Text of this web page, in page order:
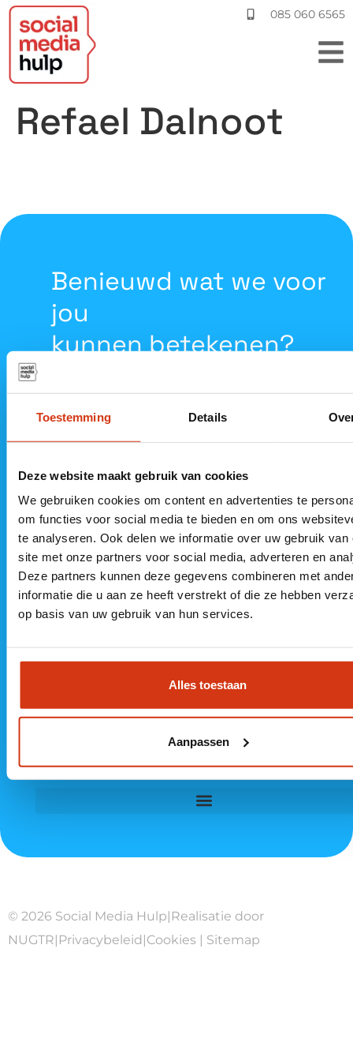
Toestemming Details
Deze website maakt gebruik van cookies
We gebruiken cookies om content en advertenties te
om functies voor social media te bieden en om ons
te analyseren. Ook delen we informatie over uw gebruik van
site met onze partners voor social media, adverteren en
Deze partners kunnen deze gegevens combineren met
informatie die u aan ze heeft verstrekt of die ze hebben
op basis van uw gebruik van hun services.
Alles toestaan
Aanpassen
085 060 6565
Refael Dalnoot
Benieuwd wat we voor
jou
kunnen betekenen?
Kantoor
Steenwijk
De Vesting 11
8332 GL
Steenwijk
Kantoor
Almere
MyOffice
Veluwezoom 5
1327 AA
Almere
6565
KvK 89501764
© 2026 Social Media Hulp| Realisatie door
NUGTR| Privacybeleid |Cookies | Sitemap